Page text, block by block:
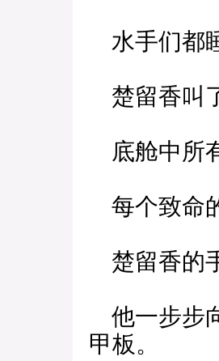
水手们都
楚留香叫
底舱中所
每个致命
楚留香的
他一步步
甲板。